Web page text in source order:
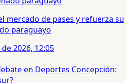
mercado de pases y refuerza su
paraguayo
2026, 12:05